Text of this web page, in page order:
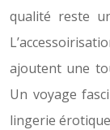
qualité reste
ajoutent une
Un voyage
lingerie